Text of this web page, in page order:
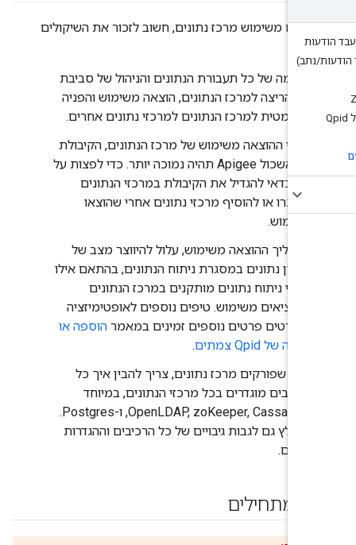
נתב)
משימוש מרכז נתונים, חשוב לזכור את השיקולים
חסימה של כל תעבורת הנתונים והניהול של סביבת
זמן הריצה למרכז הנתונים, הוצאה משימוש והפניה
אוטומטית למרכז הנתונים למרכזי נתונים אחרים.
אחרי ההוצאה משימוש של מרכז הנתונים, הקיבולת
של אשכול Apigee תהיה נמוכה יותר. כדי לפצות על
כך, כדאי להגדיל את הקיבולת במרכזי הנתונים
שנותרו או להוסיף מרכזי נתונים אחרי שהוצאו
בתהליך ההוצאה משימוש, עלול להיווצר מצב של
אובדן נתונים במסגרת ניתוח הנתונים, בהתאם אילו
רכיבי ניתוח נתונים מותקנים במרכז הנתונים
שמוציאים משימוש. טיפים נוספים לאופטימיזציה
מפורטים פרטים נוספים זמינים במאמרהוספה או
לפני שפורקים מרכז נתונים, צריך להבין איך כל
הרכיבים מוגדרים בכל מרכזי הנתונים, במיוחד
OpenLDAP, zoKeeper, Cassandra, ו-Postgres.
מומלץ גם לגבות גיבויים של כל הרכיבים וההגדרות
שמתחילים